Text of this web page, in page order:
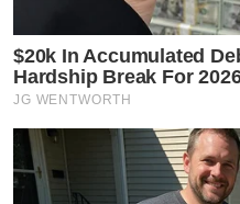
$20k In Accumulated
Hardship Break For
JG WENTWORTH